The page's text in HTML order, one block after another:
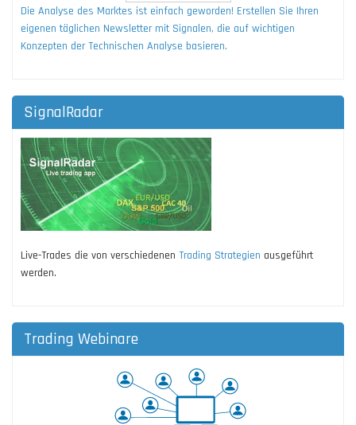
Die Analyse des Marktes ist einfach geworden! Erstellen Sie Ihren
eigenen täglichen Newsletter mit Signalen, die auf wichtigen
Konzepten der Technischen Analyse basieren.
SignalRadar
Live-Trades die von verschiedenen Trading Strategien ausgeführt
werden.
Trading Webinare